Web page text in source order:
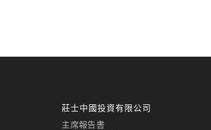
莊士中國投資有限公司
主席報告書